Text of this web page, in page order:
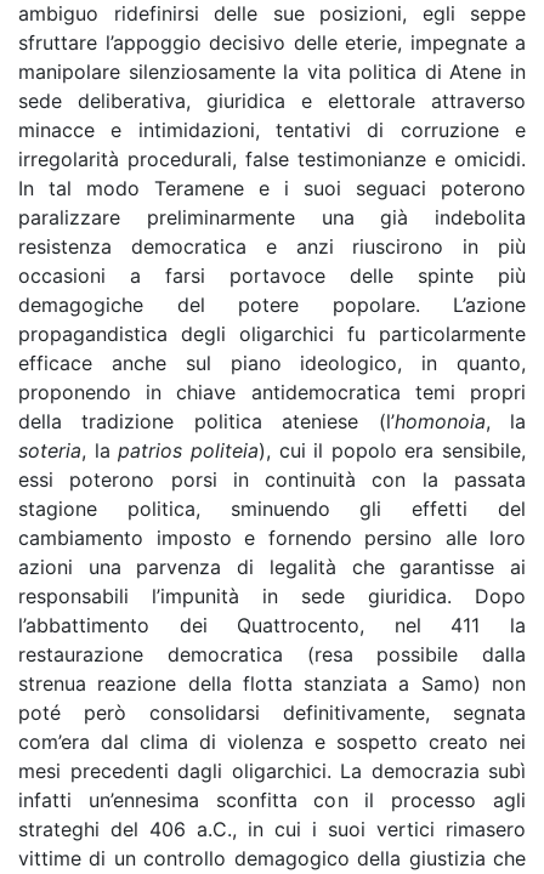
ambiguo ridefinirsi delle sue posizioni, egli seppe
sfruttare l’appoggio decisivo delle eterie, impegnate a
manipolare silenziosamente la vita politica di Atene in
sede deliberativa, giuridica e elettorale attraverso
minacce e intimidazioni, tentativi di corruzione e
irregolarità procedurali, false testimonianze e omicidi.
In tal modo Teramene e i suoi seguaci poterono
paralizzare preliminarmente una già indebolita
resistenza democratica e anzi riuscirono in più
occasioni a farsi portavoce delle spinte più
demagogiche del potere popolare. L’azione
propagandistica degli oligarchici fu particolarmente
efficace anche sul piano ideologico, in quanto,
proponendo in chiave antidemocratica temi propri
della tradizione politica ateniese (l’homonoia, la
soteria, lapatrios politeia), cui il popolo era sensibile,
essi poterono porsi in continuità con la passata
stagione politica, sminuendo gli effetti del
cambiamento imposto e fornendo persino alle loro
azioni una parvenza di legalità che garantisse ai
responsabili l’impunità in sede giuridica. Dopo
l’abbattimento dei Quattrocento, nel 411 la
restaurazione democratica (resa possibile dalla
strenua reazione della flotta stanziata a Samo) non
poté però consolidarsi definitivamente, segnata
com’era dal clima di violenza e sospetto creato nei
mesi precedenti dagli oligarchici. La democrazia subì
infatti un’ennesima sconfitta con il processo agli
strateghi del 406 a.C., in cui i suoi vertici rimasero
vittime di un controllo demagogico della giustizia che